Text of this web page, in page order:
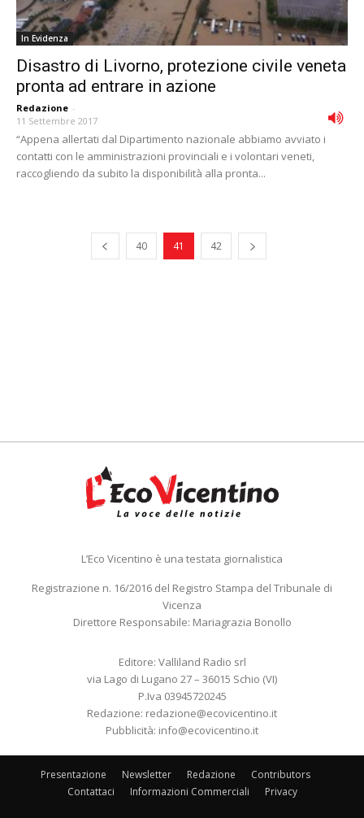
In Evidenza
Disastro di Livorno, protezione civile veneta
pronta ad entrare in azione
Redazione -
11 Settembre 2017
“Appena allertati dal Dipartimento nazionale abbiamo avviato i
contatti con le amministrazioni provinciali e i volontari veneti,
raccogliendo da subito la disponibilità alla pronta...
40 41 42
L’Eco Vicentino è una testata giornalistica
Registrazione n. 16/2016 del Registro Stampa del Tribunale di
Vicenza
Direttore Responsabile: Mariagrazia Bonollo
Editore: Valliland Radio srl
via Lago di Lugano 27 – 36015 Schio (VI)
P.Iva 03945720245
Redazione: redazione@ecovicentino.it
Pubblicità: info@ecovicentino.it
Presentazione Newsletter Redazione
Contributors
Contattaci
Informazioni Commerciali Privacy